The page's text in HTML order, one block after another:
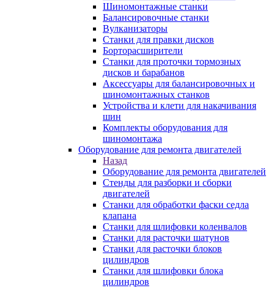
Шиномонтажные станки
Балансировочные станки
Вулканизаторы
Станки для правки дисков
Борторасширители
Станки для проточки тормозных
дисков и барабанов
Аксессуары для балансировочных и
шиномонтажных станков
Устройства и клети для накачивания
шин
Комплекты оборудования для
шиномонтажа
Оборудование для ремонта двигателей
Назад
Оборудование для ремонта двигателей
Стенды для разборки и сборки
двигателей
Станки для обработки фаски седла
клапана
Станки для шлифовки коленвалов
Станки для расточки шатунов
Станки для расточки блоков
цилиндров
Станки для шлифовки блока
цилиндров